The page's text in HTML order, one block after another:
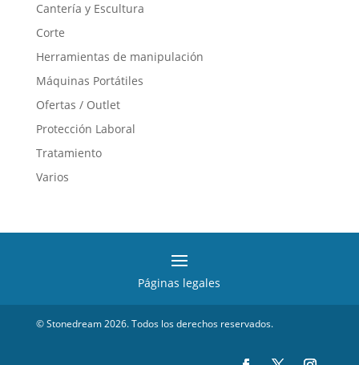
Cantería y Escultura
Corte
Herramientas de manipulación
Máquinas Portátiles
Ofertas / Outlet
Protección Laboral
Tratamiento
Varios
Páginas legales
© Stonedream 2026. Todos los derechos reservados.